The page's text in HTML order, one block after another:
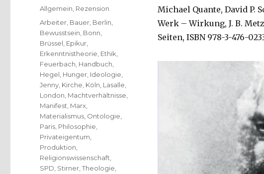
Michael Quante, David P.
Werk – Wirkung, J. B.
Seiten, ISBN 978-3-476-
am
Kategorien
Allgemein Rezension
Schlagwörter
Arbeiter Bauer Berlin
Bewusstsein Bonn
Brüssel Epikur
Erkenntnistheorie Ethik
Feuerbach Handbuch
Hegel Hunger Ideologie
Jenny Kirche Köln Lasalle
London Machtverhältnisse
Manifest Marx
Materialismus Ontologie
Paris Philosophie
Privateigentum
Produktion
Religionswissenschaft
SPD Stirner ,Theologie